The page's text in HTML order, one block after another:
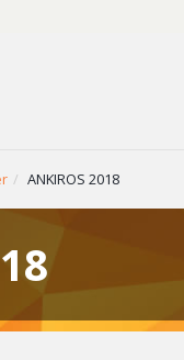
ANKIROS 2018